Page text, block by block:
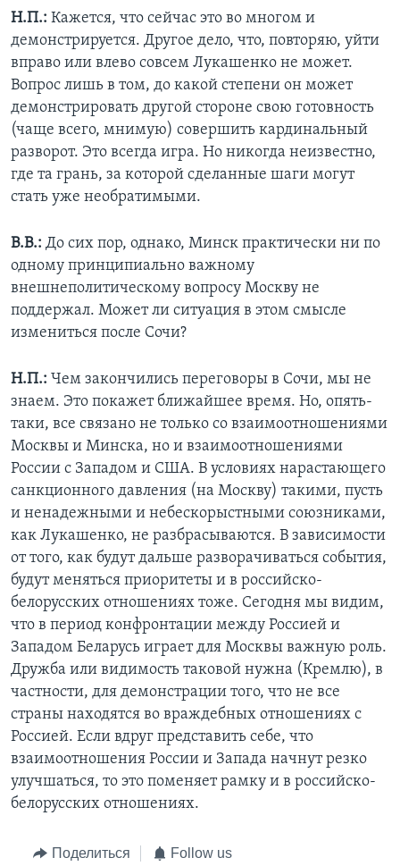
Н.П.: Кажется, что сейчас это во многом и
демонстрируется. Другое дело, что, повторяю, уйти
вправо или влево совсем Лукашенко не может.
Вопрос лишь в том, до какой степени он может
демонстрировать другой стороне свою готовность
(чаще всего, мнимую) совершить кардинальный
разворот. Это всегда игра. Но никогда неизвестно,
где та грань, за которой сделанные шаги могут
стать уже необратимыми.
В.В.: До сих пор, однако, Минск практически ни по
одному принципиально важному
внешнеполитическому вопросу Москву не
поддержал. Может ли ситуация в этом смысле
измениться после Сочи?
Н.П.: Чем закончились переговоры в Сочи, мы не
знаем. Это покажет ближайшее время. Но, опять-
таки, все связано не только со взаимоотношениями
Москвы и Минска, но и взаимоотношениями
России с Западом и США. В условиях нарастающего
санкционного давления (на Москву) такими, пусть
и ненадежными и небескорыстными союзниками,
как Лукашенко, не разбрасываются. В зависимости
от того, как будут дальше разворачиваться события,
будут меняться приоритеты и в российско-
белорусских отношениях тоже. Сегодня мы видим,
что в период конфронтации между Россией и
Западом Беларусь играет для Москвы важную роль.
Дружба или видимость таковой нужна (Кремлю), в
частности, для демонстрации того, что не все
страны находятся во враждебных отношениях с
Россией. Если вдруг представить себе, что
взаимоотношения России и Запада начнут резко
улучшаться, то это поменяет рамку и в российско-
белорусских отношениях.
Поделиться Follow us